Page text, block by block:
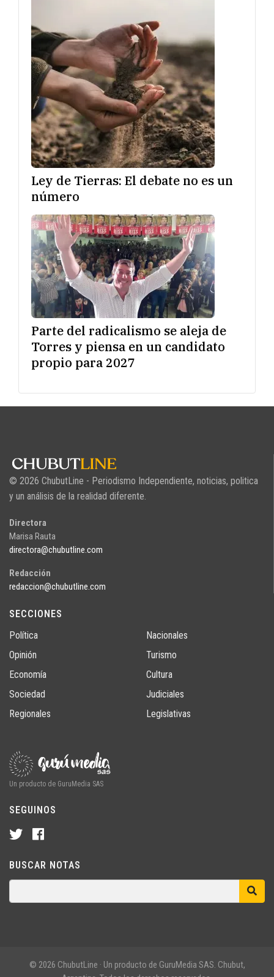
Ley de Tierras: El debate no es un
número
Parte del radicalismo se aleja de
Torres y piensa en un candidato
propio para 2027
© 2026 ChubutLine - Periodismo Independiente, noticias, politica
y un análisis de la realidad diferente.
Directora
Marisa Rauta
directora@chubutline.com
Redacción
redaccion@chubutline.com
SECCIONES
Política
Opinión
Economía
Sociedad
Regionales
Nacionales
Turismo
Cultura
Judiciales
Legislativas
Un producto de GuruMedia SAS
SEGUINOS
BUSCAR NOTAS
© 2026 ChubutLine · Un producto de GuruMedia SAS. Chubut,